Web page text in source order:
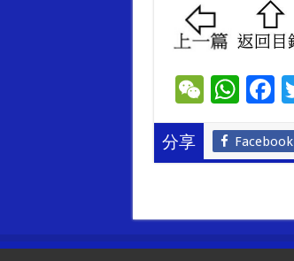
W
e
C
h
W
at
sA
p
F
e
b
o
分享 Facebook